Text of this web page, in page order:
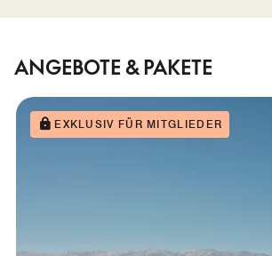
ANGEBOTE & PAKETE
EXKLUSIV FÜR MITGLIEDER